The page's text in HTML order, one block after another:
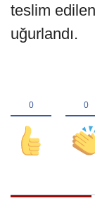
teslim
uğurlandı.